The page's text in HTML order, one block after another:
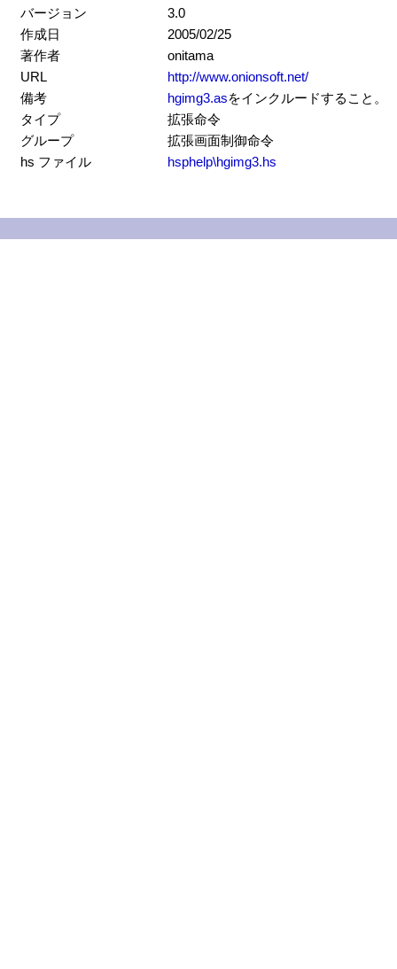
バージョン
3.0
作成日
2005/02/25
著作者
onitama
URL
http://www.onionsoft.net/
備考
hgimg3.asをインクルードすること。
タイプ
拡張命令
グループ
拡張画面制御命令
hs ファイル
hsphelp\hgimg3.hs